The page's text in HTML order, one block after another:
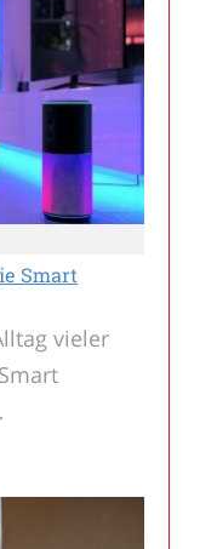
Smart
vieler